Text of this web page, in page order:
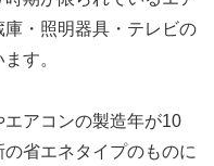
・照明器具・テレビの
す。
アコンの製造年が10
省エネタイプのものに